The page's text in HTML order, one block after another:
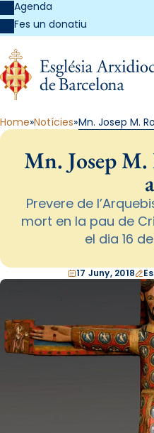
Agenda
Fes un donatiu
Home Notícies Mn. Josep M.
Mn. Josep
Prevere de
mort en la pau de
el dia 16
17 Juny, 2018